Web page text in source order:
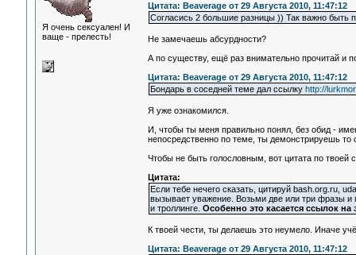
Я очень сексуален! И
ваще - прелесть!
Цитата: Beaverage от 29 Августа 2010, 11:47:12
Согласись 2 большие разницы )) Так важно быть
Не замечаешь абсурдности?
А по существу, ещё раз внимательно прочитай и
Цитата: Beaverage от 29 Августа 2010, 11:47:12
Бондарь в соседней теме дал ссылку http://
Я уже ознакомился.
И, чтобы ты меня правильно понял, без обид -
непосредственно по теме, ты демонстрируешь
Чтобы не быть голословным, вот цитата по твоей
Цитата:
Если тебе нечего сказать, цитируй bash.org.ru,
вызывает уважение. Возьми две или три фразы и
и троллинге. Особенно это касается ссылок на
К твоей чести, ты делаешь это неумело. Иначе
Цитата: Beaverage от 29 Августа 2010, 11:47:12